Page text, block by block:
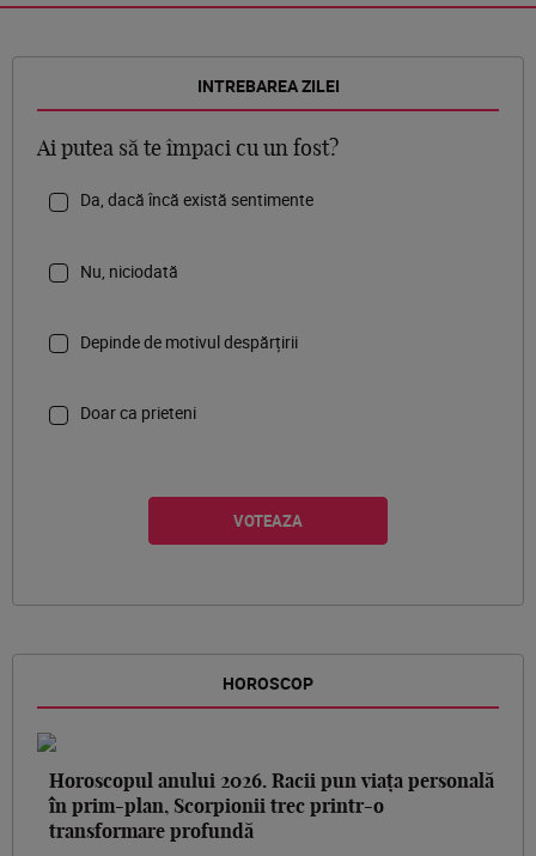
INTREBAREA ZILEI
Ai putea să te împaci cu un fost?
Da, dacă încă există sentimente
Nu, niciodată
Depinde de motivul despărțirii
Doar ca prieteni
HOROSCOP
Horoscopul anului 2026. Racii pun viața personală
în prim-plan, Scorpionii trec printr-o
transformare profundă